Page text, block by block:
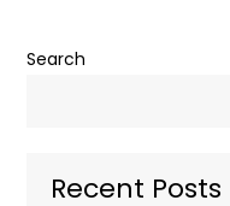
Search
Recent Posts